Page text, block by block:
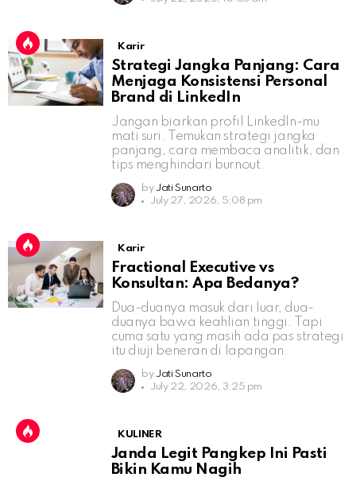
Karir
Strategi Jangka Panjang: Cara
Menjaga Konsistensi Personal
Brand di LinkedIn
Jangan biarkan profil LinkedIn-mu
mati suri. Temukan strategi jangka
panjang, cara membaca analitik, dan
tips menghindari burnout.
by Jati Sunarto
July 27, 2026, 5:08 pm
Karir
Fractional Executive vs
Konsultan: Apa Bedanya?
Dua-duanya masuk dari luar, dua-
duanya bawa keahlian tinggi. Tapi
cuma satu yang masih ada pas strategi
itu diuji beneran di lapangan.
by Jati Sunarto
July 22, 2026, 3:25 pm
KULINER
Janda Legit Pangkep Ini Pasti
Bikin Kamu Nagih